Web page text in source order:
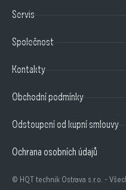
Servis
Společnost
Kontakty
Obchodní podmínky
Odstoupení od kupní smlouvy
Ochrana osobních údajů
© HQT technik Ostrava s.r.o. -